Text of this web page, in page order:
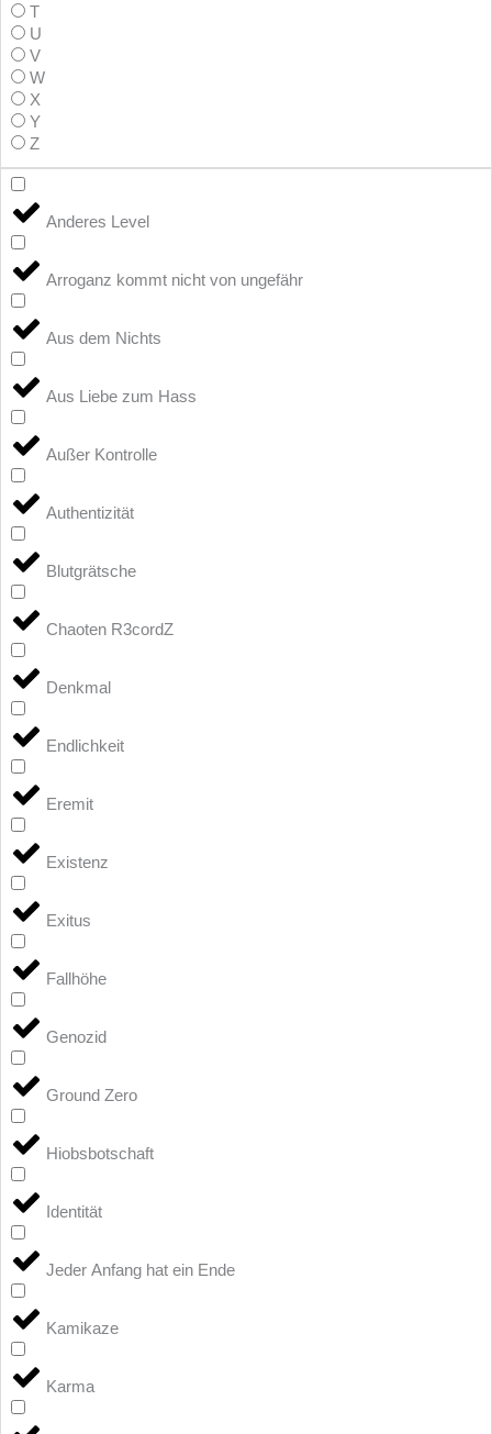
T
U
V
W
X
Y
Z
Anderes Level
Arroganz kommt nicht von ungefähr
Aus dem Nichts
Aus Liebe zum Hass
Außer Kontrolle
Authentizität
Blutgrätsche
Chaoten R3cordZ
Denkmal
Endlichkeit
Eremit
Existenz
Exitus
Fallhöhe
Genozid
Ground Zero
Hiobsbotschaft
Identität
Jeder Anfang hat ein Ende
Kamikaze
Karma